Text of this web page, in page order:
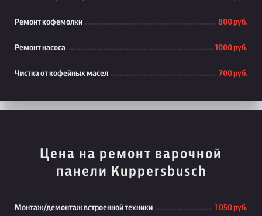
Ремонт кофемолки 800 руб.
Ремонт насоса 1000 руб.
Чистка от кофейных масел 700 руб.
Цена на ремонт варочной
панели Kuppersbusch
Монтаж/демонтаж встроенной техники 1 050 руб.